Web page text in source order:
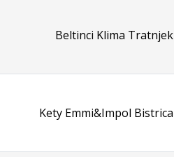
Beltinci Klima Tratnjek
Kety Emmi&Impol Bistrica